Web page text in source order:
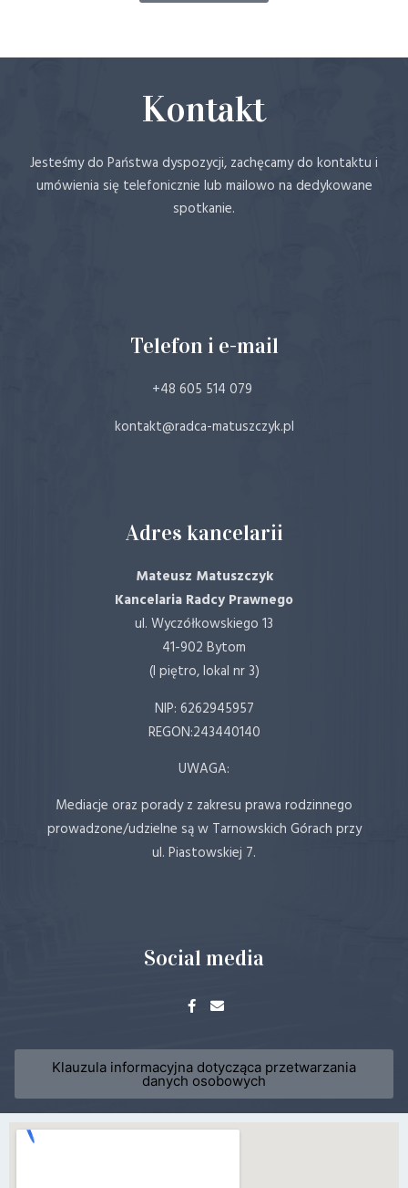
Kontakt
Jesteśmy do Państwa dyspozycji, zachęcamy do kontaktu i
umówienia się telefonicznie lub mailowo na dedykowane
spotkanie.
Telefon i e-mail
+48 605 514 079
kontakt@radca-matuszczyk.pl
Adres kancelarii
Mateusz Matuszczyk
Kancelaria Radcy Prawnego
ul. Wyczółkowskiego 13
41-902 Bytom
(I piętro, lokal nr 3)
NIP: 6262945957
REGON:243440140
UWAGA:
Mediacje oraz porady z zakresu prawa rodzinnego
prowadzone/udzielne są w Tarnowskich Górach przy
ul. Piastowskiej 7.
Social media
Klauzula informacyjna dotycząca przetwarzania
danych osobowych